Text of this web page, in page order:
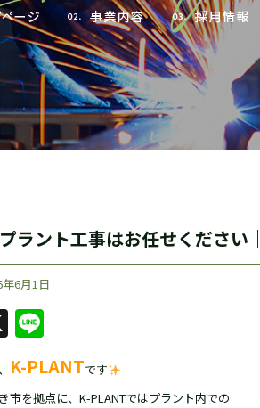
プラント工事はお任せください
年6月1日
X
n
e
K-PLANTです
市を拠点に、K-PLANTではプラント内での